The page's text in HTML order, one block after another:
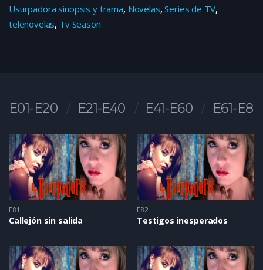
Usurpadora sinopsis y trama, Novelas,Series de TV,
telenovelas, Tv Season
E01-E20 E21-E40 E41-E60 E61-E80
E81
Callejón sin salida
E82
Testigos inesperados